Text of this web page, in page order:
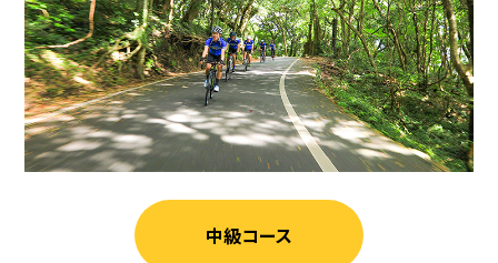
中級コース